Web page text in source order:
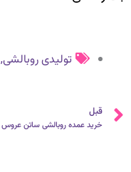
تولیدی روبالشی,
قبلی
قبل
خرید عمده روبالشی ساتن عروس